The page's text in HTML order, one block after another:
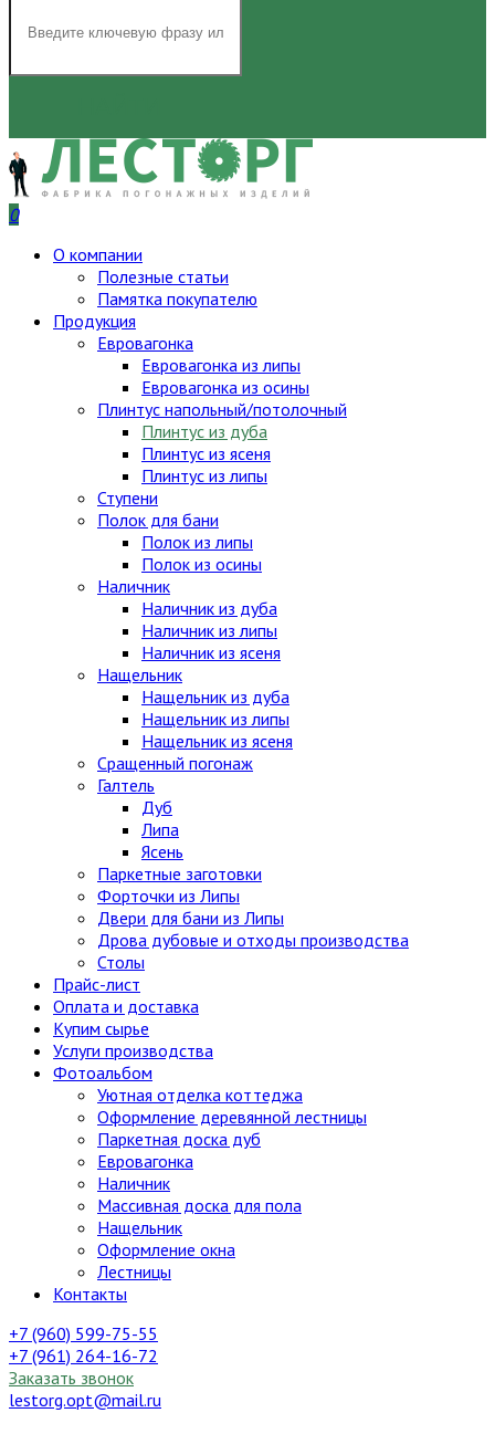
0
О компании
Полезные статьи
Памятка покупателю
Продукция
Евровагонка
Евровагонка из липы
Евровагонка из осины
Плинтус напольный/потолочный
Плинтус из дуба
Плинтус из ясеня
Плинтус из липы
Ступени
Полок для бани
Полок из липы
Полок из осины
Наличник
Наличник из дуба
Наличник из липы
Наличник из ясеня
Нащельник
Нащельник из дуба
Нащельник из липы
Нащельник из ясеня
Сращенный погонаж
Галтель
Дуб
Липа
Ясень
Паркетные заготовки
Форточки из Липы
Двери для бани из Липы
Дрова дубовые и отходы производства
Столы
Прайс-лист
Оплата и доставка
Купим сырье
Услуги производства
Фотоальбом
Уютная отделка коттеджа
Оформление деревянной лестницы
Паркетная доска дуб
Евровагонка
Наличник
Массивная доска для пола
Нащельник
Оформление окна
Лестницы
Контакты
+7 (960) 599-75-55
+7 (961) 264-16-72
Заказать звонок
lestorg.opt@mail.ru